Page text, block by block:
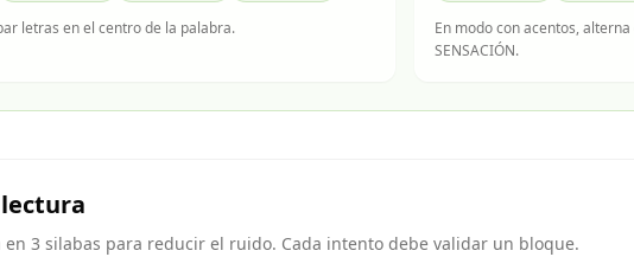
letras en el centro de la palabra.
En modo con acentos, alterna
SENSACIÓN.
en 3 silabas para reducir el ruido. Cada intento debe validar un bloque.